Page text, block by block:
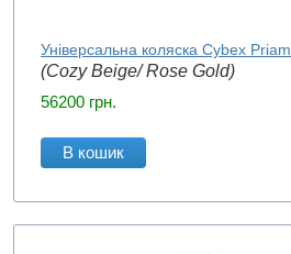
Універсальна коляска Cybex Priam
(Cozy Beige/ Rose Gold)
56200 грн.
В кошик